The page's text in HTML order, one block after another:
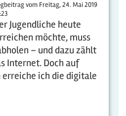
vom Freitag, 24. Mai 2019
Jugendliche heute
möchte, muss
– und dazu zählt
Internet. Doch auf
ich die digitale